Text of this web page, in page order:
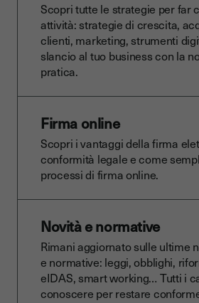
Scopri tutte le strategie per far
attività: strategie di crescita,
clienti, marketing, strumenti
slancio al tuo business con la
pratica.
Firma online
Scopri i vantaggi della firma
conformità legale e come
processi di firma online.
Novità e normative
Rimani aggiornato sulle ultime
e normative: leggi, obblighi,
eIDAS, smart working… Tutti i
conoscere per restare